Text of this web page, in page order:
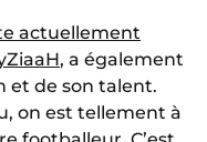
actuellement
, a également
et de son talent.
on est tellement à